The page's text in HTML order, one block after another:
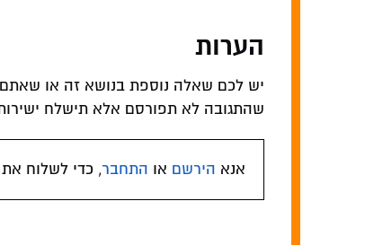
הערות
יש לכם שאלה נוספת בנושא זה או
שהתגובה לא תפורסם אלא תישלח
אנא הירשם או התחבר, כדי לשלוח את